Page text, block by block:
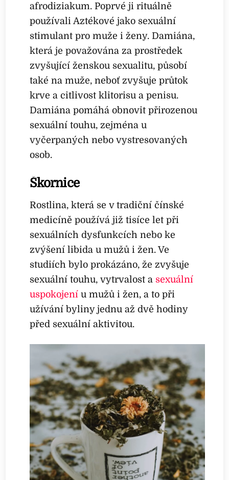
afrodiziakum. Poprvé ji rituálně
používali Aztékové jako sexuální
stimulant pro muže i ženy. Damiána,
která je považována za prostředek
zvyšující ženskou sexualitu, působí
také na muže, neboť zvyšuje průtok
krve a citlivost klitorisu a penisu.
Damiána pomáhá obnovit přirozenou
sexuální touhu, zejména u
vyčerpaných nebo vystresovaných
osob.
Škornice
Rostlina, která se v tradiční čínské
medicíně používá již tisíce let při
sexuálních dysfunkcích nebo ke
zvýšení libida u mužů i žen. Ve
studiích bylo prokázáno, že zvyšuje
sexuální touhu, vytrvalost asexuální
uspokojení u mužů i žen, a to při
užívání byliny jednu až dvě hodiny
před sexuální aktivitou.